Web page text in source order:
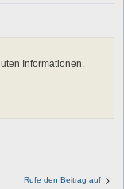
Informationen.
Rufe den Beitrag auf